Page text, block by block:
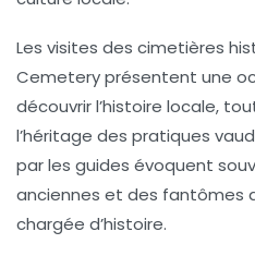
Les visites des cimetières
Cemeteryprésentent une
découvrir l’histoire locale,
l’héritage des pratiques
par les guides évoquent
anciennes et des fantômes
chargée d’histoire.